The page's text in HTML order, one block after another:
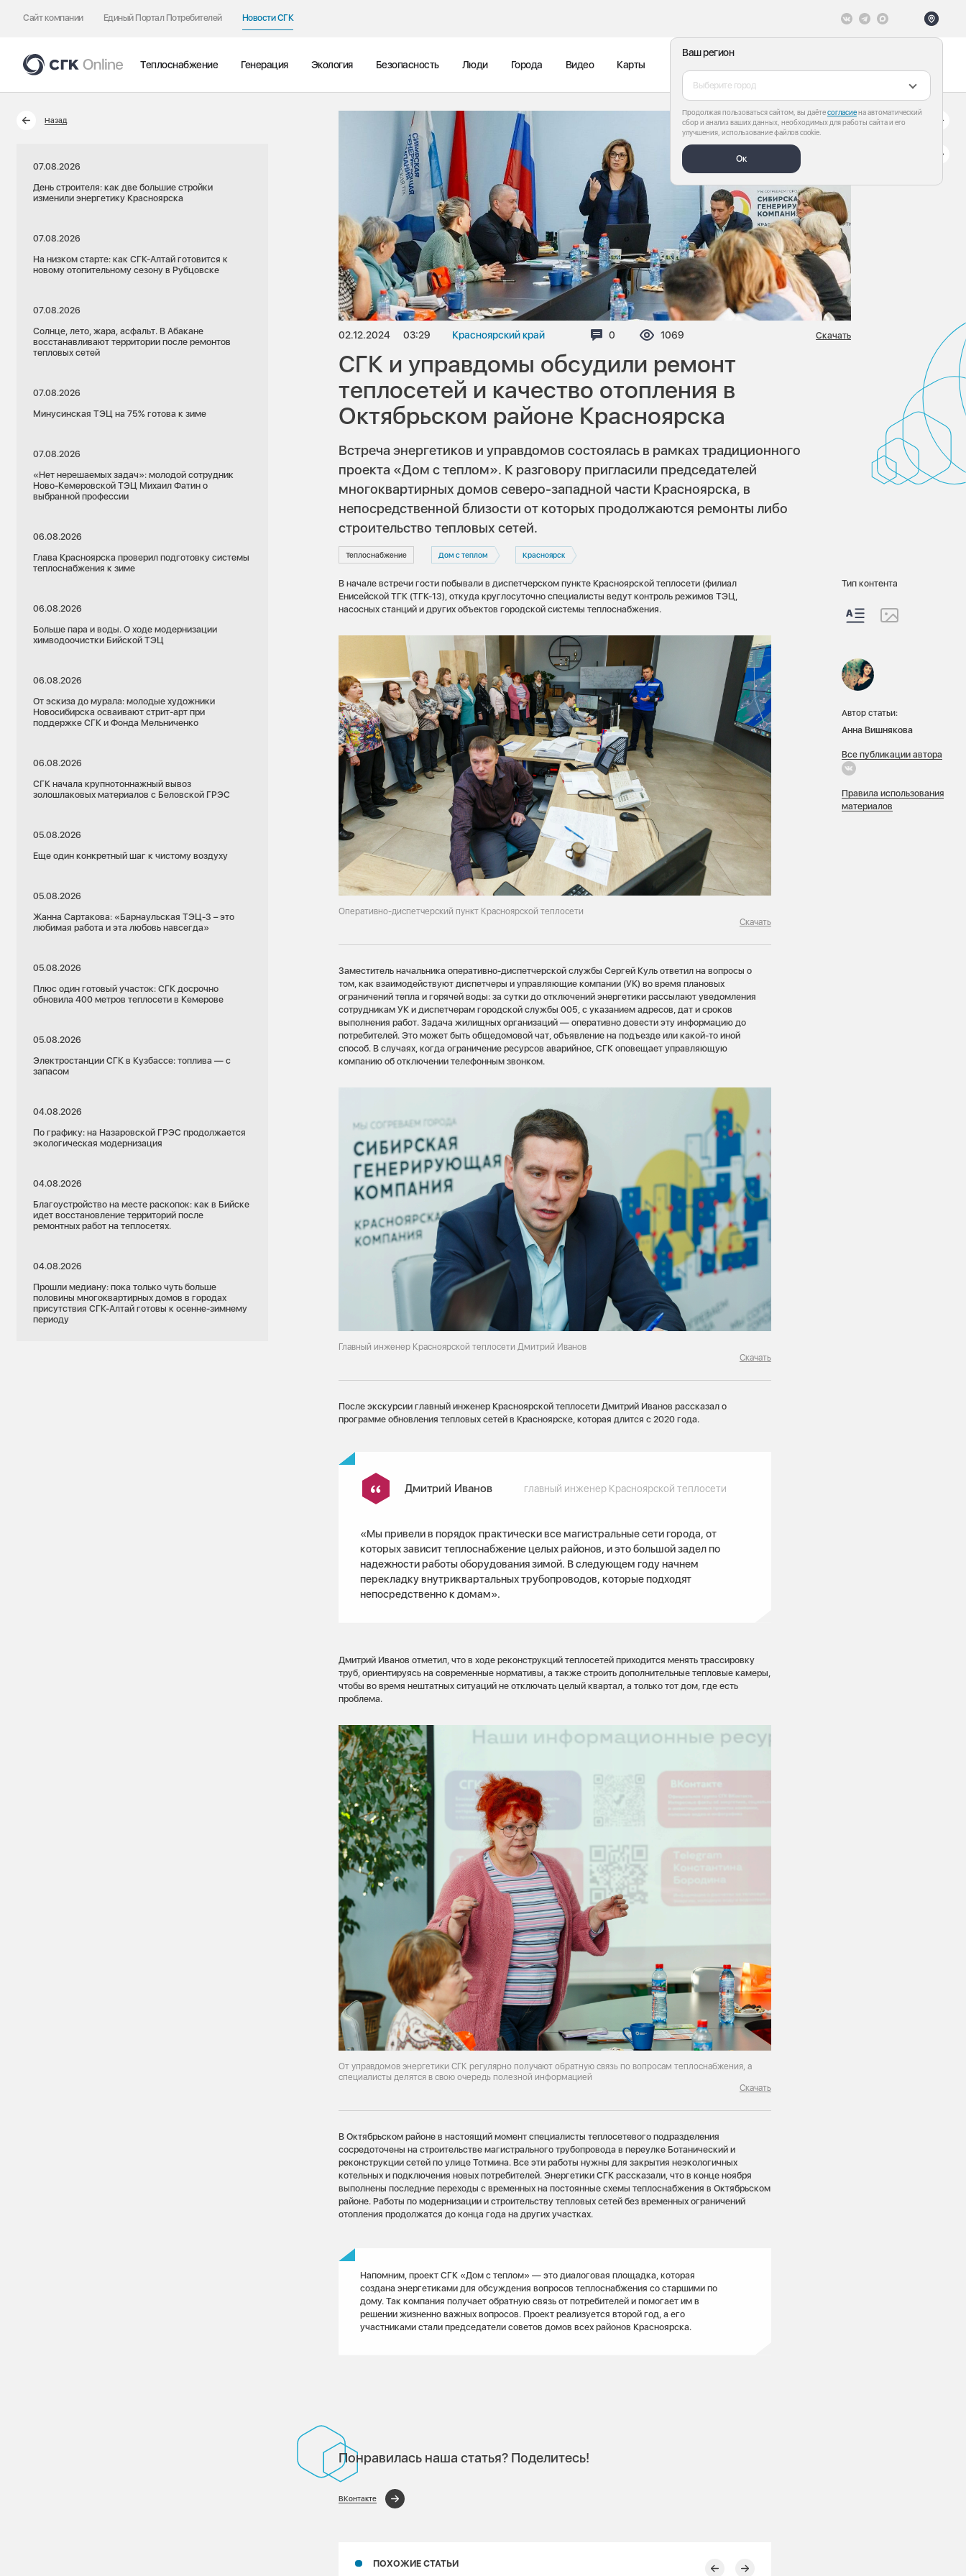
Сайт компании Единый Портал Потребителей Новости СГК
Ваш регион
Выберите город
Продолжая пользоваться сайтом, вы даётесогласиена автоматический
сбор и анализ ваших данных, необходимых для работы сайта и его
улучшения, использование файлов cookie.
Ок
Теплоснабжение Генерация Экология Безопасность Люди Города Видео Карты
Назад
07.08.2026
День строителя: как две большие стройки
изменили энергетику Красноярска
07.08.2026
На низком старте: как СГК-Алтай готовится к
новому отопительному сезону в Рубцовске
07.08.2026
Солнце, лето, жара, асфальт. В Абакане
восстанавливают территории после ремонтов
тепловых сетей
07.08.2026
Минусинская ТЭЦ на 75% готова к зиме
07.08.2026
«Нет нерешаемых задач»: молодой сотрудник
Ново-Кемеровской ТЭЦ Михаил Фатин о
выбранной профессии
06.08.2026
Глава Красноярска проверил подготовку системы
теплоснабжения к зиме
06.08.2026
Больше пара и воды. О ходе модернизации
химводоочистки Бийской ТЭЦ
06.08.2026
От эскиза до мурала: молодые художники
Новосибирска осваивают стрит-арт при
поддержке СГК и Фонда Мельниченко
06.08.2026
СГК начала крупнотоннажный вывоз
золошлаковых материалов с Беловской ГРЭС
05.08.2026
Еще один конкретный шаг к чистому воздуху
05.08.2026
Жанна Сартакова: «Барнаульская ТЭЦ-3 – это
любимая работа и эта любовь навсегда»
05.08.2026
Плюс один готовый участок: СГК досрочно
обновила 400 метров теплосети в Кемерове
05.08.2026
Электростанции СГК в Кузбассе: топлива — с
запасом
04.08.2026
По графику: на Назаровской ГРЭС продолжается
экологическая модернизация
04.08.2026
Благоустройство на месте раскопок: как в Бийске
идет восстановление территорий после
ремонтных работ на теплосетях.
04.08.2026
Прошли медиану: пока только чуть больше
половины многоквартирных домов в городах
присутствия СГК-Алтай готовы к осенне-зимнему
периоду
02.12.2024 03:29 Красноярский край Комментариев:
0 Просмотров:
1069 Скачать
СГК и управдомы обсудили ремонт
теплосетей и качество отопления в
Октябрьском районе Красноярска
Встреча энергетиков и управдомов состоялась в рамках традиционного
проекта «Дом с теплом». К разговору пригласили председателей
многоквартирных домов северо-западной части Красноярска, в
непосредственной близости от которых продолжаются ремонты либо
строительство тепловых сетей.
Теплоснабжение Дом с теплом Красноярск
В начале встречи гости побывали в диспетчерском пункте Красноярской теплосети (филиал
Енисейской ТГК (ТГК-13), откуда круглосуточно специалисты ведут контроль режимов ТЭЦ,
насосных станций и других объектов городской системы теплоснабжения.
Оперативно-диспетчерский пункт Красноярской теплосети
Скачать
Заместитель начальника оперативно-диспетчерской службы Сергей Куль ответил на вопросы о
том, как взаимодействуют диспетчеры и управляющие компании (УК) во время плановых
ограничений тепла и горячей воды: за сутки до отключений энергетики рассылают уведомления
сотрудникам УК и диспетчерам городской службы 005, с указанием адресов, дат и сроков
выполнения работ. Задача жилищных организаций — оперативно довести эту информацию до
потребителей. Это может быть общедомовой чат, объявление на подъезде или какой-то иной
способ. В случаях, когда ограничение ресурсов аварийное, СГК оповещает управляющую
компанию об отключении телефонным звонком.
Главный инженер Красноярской теплосети Дмитрий Иванов
Скачать
После экскурсии главный инженер Красноярской теплосети Дмитрий Иванов рассказал о
программе обновления тепловых сетей в Красноярске, которая длится с 2020 года.
Дмитрий Иванов главный инженер Красноярской теплосети
«Мы привели в порядок практически все магистральные сети города, от
которых зависит теплоснабжение целых районов, и это большой задел по
надежности работы оборудования зимой. В следующем году начнем
перекладку внутриквартальных трубопроводов, которые подходят
непосредственно к домам».
Дмитрий Иванов отметил, что в ходе реконструкций теплосетей приходится менять трассировку
труб, ориентируясь на современные нормативы, а также строить дополнительные тепловые камеры,
чтобы во время нештатных ситуаций не отключать целый квартал, а только тот дом, где есть
проблема.
От управдомов энергетики СГК регулярно получают обратную связь по вопросам теплоснабжения, а
специалисты делятся в свою очередь полезной информацией
Скачать
В Октябрьском районе в настоящий момент специалисты теплосетевого подразделения
сосредоточены на строительстве магистрального трубопровода в переулке Ботанический и
реконструкции сетей по улице Тотмина. Все эти работы нужны для закрытия неэкологичных
котельных и подключения новых потребителей. Энергетики СГК рассказали, что в конце ноября
выполнены последние переходы с временных на постоянные схемы теплоснабжения в Октябрьском
районе. Работы по модернизации и строительству тепловых сетей без временных ограничений
отопления продолжатся до конца года на других участках.
Напомним, проект СГК «Дом с теплом» — это диалоговая площадка, которая
создана энергетиками для обсуждения вопросов теплоснабжения со старшими по
дому. Так компания получает обратную связь от потребителей и помогает им в
решении жизненно важных вопросов. Проект реализуется второй год, а его
участниками стали председатели советов домов всех районов Красноярска.
Понравилась наша статья? Поделитесь!
ВКонтакте
ПОХОЖИЕ СТАТЬИ
Тип контента
Автор статьи:
Анна Вишнякова
Все публикации автора
Правила использования
материалов